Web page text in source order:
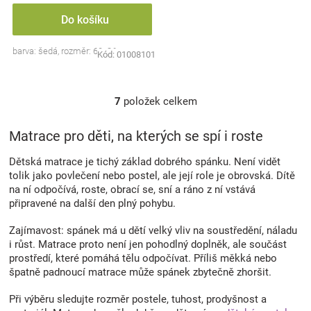
Do košíku
barva: šedá, rozměr: 60x36cm
Kód: 01008101
O
l
á
d
a
c
í
p
r
v
k
y
v
ý
p
7 položek celkem
Matrace pro děti, na kterých se spí i roste
Dětská matrace je tichý základ dobrého spánku. Není vidět
tolik jako povlečení nebo postel, ale její role je obrovská. Dítě
na ní odpočívá, roste, obrací se, sní a ráno z ní vstává
připravené na další den plný pohybu.
Zajímavost: spánek má u dětí velký vliv na soustředění, náladu
i růst. Matrace proto není jen pohodlný doplněk, ale součást
prostředí, které pomáhá tělu odpočívat. Příliš měkká nebo
špatně padnoucí matrace může spánek zbytečně zhoršit.
Při výběru sledujte rozměr postele, tuhost, prodyšnost a